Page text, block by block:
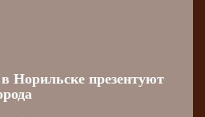
Норильске презентуют